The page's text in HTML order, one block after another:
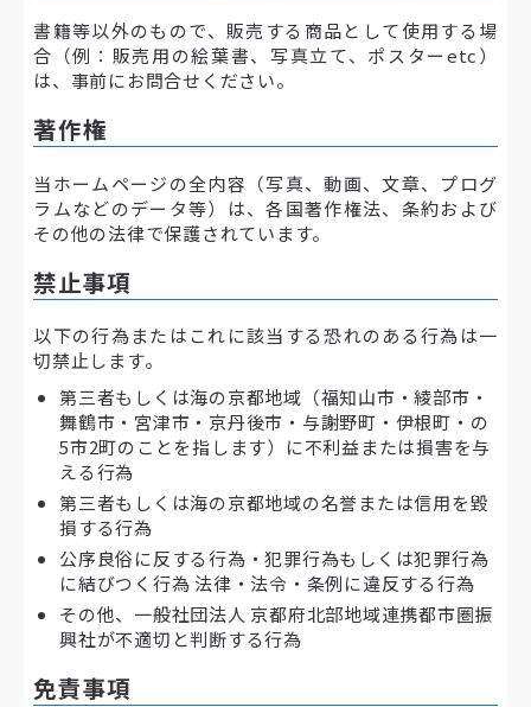
書籍等以外のもので、販売する商品として使用する場
合（例：販売用の絵葉書、写真立て、ポスターetc）
は、事前にお問合せください。
著作権
当ホームページの全内容（写真、動画、文章、プログ
ラムなどのデータ等）は、各国著作権法、条約および
その他の法律で保護されています。
禁止事項
以下の行為またはこれに該当する恐れのある行為は一
切禁止します。
第三者もしくは海の京都地域（福知山市・綾部市・
舞鶴市・宮津市・京丹後市・与謝野町・伊根町・の
5市2町のことを指します）に不利益または損害を与
える行為
第三者もしくは海の京都地域の名誉または信用を毀
損する行為
公序良俗に反する行為・犯罪行為もしくは犯罪行為
に結びつく行為 法律・法令・条例に違反する行為
その他、一般社団法人 京都府北部地域連携都市圏振
興社が不適切と判断する行為
免責事項